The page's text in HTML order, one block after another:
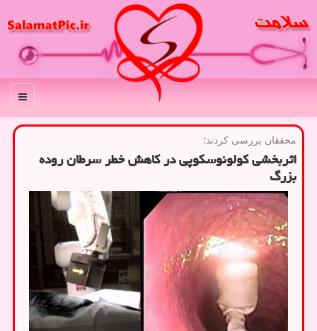
منو
محققان بررسی كردند؛
اثربخشی کولونوسکوپی در کاهش خطر سرطان روده
بزرگ